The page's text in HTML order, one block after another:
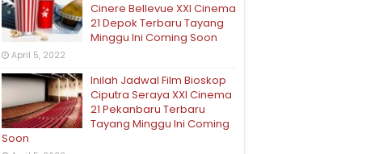
Cinere Bellevue XXI Cinema
21 Depok Terbaru Tayang
Minggu Ini Coming Soon
April 5, 2022
Inilah Jadwal Film Bioskop
Ciputra Seraya XXI Cinema
21 Pekanbaru Terbaru
Tayang Minggu Ini Coming
Soon